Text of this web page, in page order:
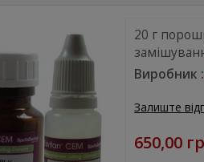
20 г
Виробник :
Залиште
650,00